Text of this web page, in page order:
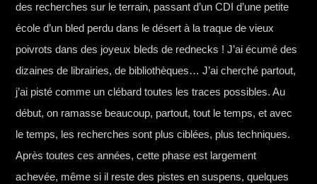
des recherches sur le terrain, passant d’un CDI d’une petite
école d’un bled perdu dans le désert à la traque de vieux
poivrots dans des joyeux bleds de rednecks ! J’ai écumé des
dizaines de librairies, de bibliothèques… J’ai cherché partout,
j’ai pisté comme un clébard toutes les traces possibles. Au
début, on ramasse beaucoup, partout, tout le temps, et avec
le temps, les recherches sont plus ciblées, plus techniques.
Après toutes ces années, cette phase est largement
achevée, même si il reste des pistes en suspens, quelques